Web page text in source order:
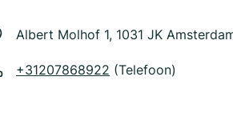
Albert Molhof 1, 1031 JK
+31207868922 (Telefoon)